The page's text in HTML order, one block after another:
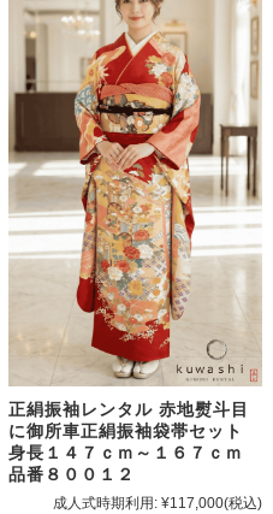
正絹振袖レンタル 赤地熨斗目
に御所車正絹振袖袋帯セット
身長１４７ｃｍ～１６７ｃｍ
品番８００１２
成人式時期利用: ¥117,000(税込)